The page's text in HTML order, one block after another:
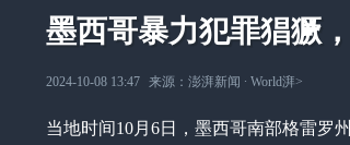
墨西哥暴力犯罪猖獗
2024-10-08 13:47 来源： 澎湃新闻 ∙ World湃>
当地时间10月6日，墨西哥南部格雷罗